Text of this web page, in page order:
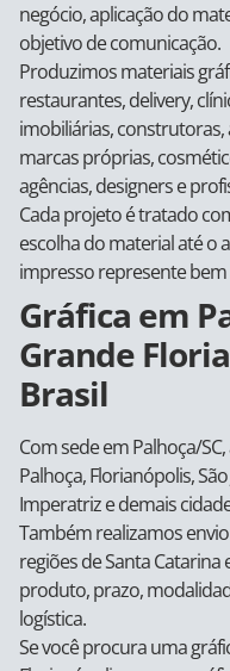
negócio, aplicação do
objetivo de comunicação.
Produzimos materiais
restaurantes, delivery,
imobiliárias, construtoras,
marcas próprias,
agências, designers e
Cada projeto é tratado
escolha do material até o
impresso represente bem
Gráfica em
Grande
Brasil
Com sede em Palhoça/
Palhoça, Florianópolis,
Imperatriz e demais
Também realizamos
regiões de Santa
produto, prazo,
logística.
Se você procura uma